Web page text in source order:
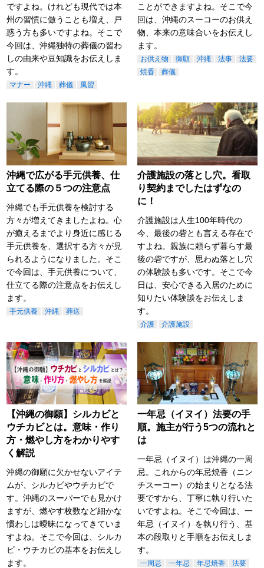
ですよね。けれども現代では本
州の習慣に倣うことも増え、戸
惑う方も多いですよね。そこで
今回は、沖縄独特の葬儀の習わ
しの由来や豆知識をお伝えしま
す。
マナー 沖縄 葬儀 風習
ことができますよね。そこで今
回は、沖縄のスーコーのお供え
物、本来の意味合いをお伝えし
ます。
お供え物 御願 沖縄 法事
法要
焼香
葬儀
沖縄で広がる手元供養、仕
立てる際の５つの注意点
沖縄でも手元供養を検討する
方々が増えてきましたよね。心
が癒えるまでより身近に感じる
手元供養を、選択する方々が見
られるようになりました。そこ
で今回は、手元供養について、
仕立てる際の注意点をお伝えし
ます。
手元供養 沖縄 葬送
介護施設の落とし穴。看取
り契約までしたはずなの
に！
介護施設は人生100年時代の
今、最後の砦とも言える存在で
すよね。親族に頼らず暮らす最
後の砦ですが、思わぬ落とし穴
の体験談も多いです。そこで今
日は、安心できる入居のために
知りたい体験談をお伝えしま
す。
介護 介護施設
【沖縄の御願】シルカビと
ウチカビとは。意味・作り
方・燃やし方をわかりやす
く解説
沖縄の御願に欠かせないアイテ
ムが、シルカビやウチカビで
す。沖縄のスーパーでも見かけ
ますが、燃やす枚数など細かな
慣わしは曖昧になってきていま
すよね。そこで今回は、シルカ
ビ・ウチカビの基本をお伝えし
ます。
一年忌（イヌイ）法要の手
順。施主が行う5つの流れと
は
一年忌（イヌイ）は沖縄の一周
忌。これからの年忌焼香（ニン
チスーコー）の始まりとなる法
要ですから、丁寧に執り行いた
いですよね。そこで今回は、一
年忌（イヌイ）を執り行う、基
本の段取りと手順をお伝えしま
す。
一周忌 一年忌 年忌焼香 法要